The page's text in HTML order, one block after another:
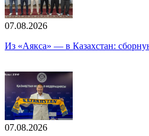
07.08.2026
Из «Аякса» — в Казахстан:
07.08.2026